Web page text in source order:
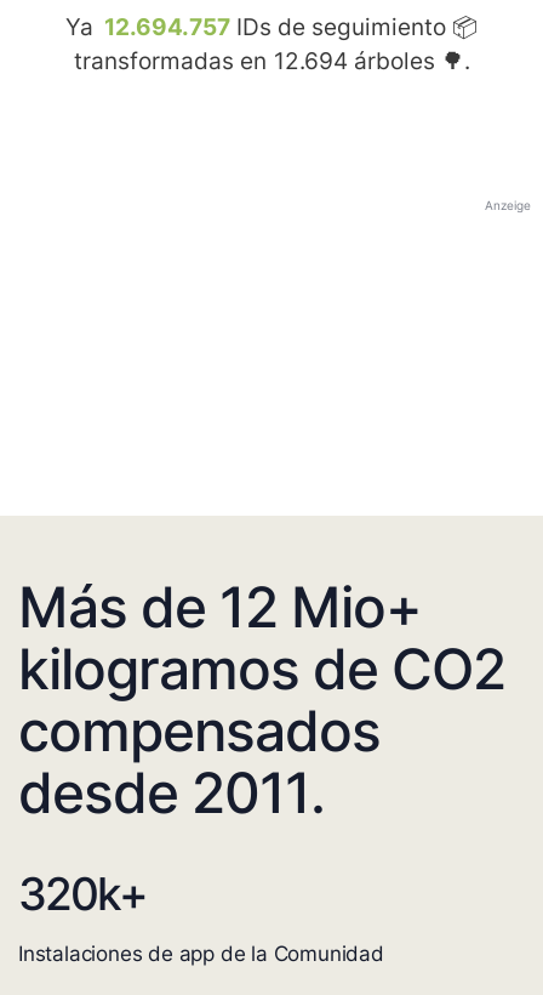
Ya 12.694.757 IDs de seguimiento 📦
transformadas en 12.694 árboles 🌳.
Anzeige
Más de 12 Mio+
kilogramos de CO2
compensados
desde 2011.
320k+
Instalaciones de app de la Comunidad